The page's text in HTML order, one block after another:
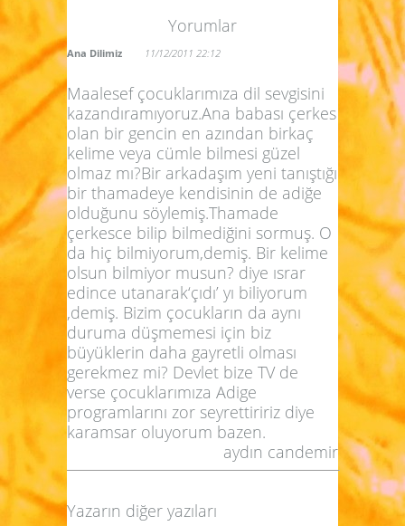
Yorumlar
Ana Dilimiz 11/12/2011 22:12
Maalesef çocuklarımıza dil sevgisini
kazandıramıyoruz.Ana babası çerkes
olan bir gencin en azından birkaç
kelime veya cümle bilmesi güzel
olmaz mı?Bir arkadaşım yeni tanıştığı
bir thamadeye kendisinin de adiğe
olduğunu söylemiş.Thamade
çerkesce bilip bilmediğini sormuş. O
da hiç bilmiyorum,demiş. Bir kelime
olsun bilmiyor musun? diye ısrar
edince utanarak‘çıdı’ yı biliyorum
,demiş. Bizim çocukların da aynı
duruma düşmemesi için biz
büyüklerin daha gayretli olması
gerekmez mi? Devlet bize TV de
verse çocuklarımıza Adige
programlarını zor seyrettiririz diye
karamsar oluyorum bazen.
aydın candemir
Yazarın diğer yazıları